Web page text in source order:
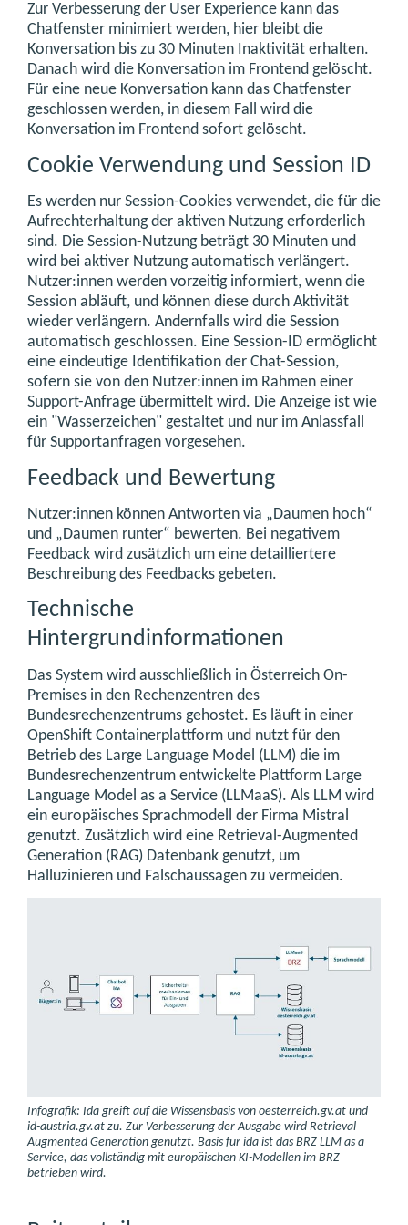
Zur Verbesserung der User Experience kann das
Chatfenster minimiert werden, hier bleibt die
Konversation bis zu 30 Minuten Inaktivität erhalten.
Danach wird die Konversation im Frontend gelöscht.
Für eine neue Konversation kann das Chatfenster
geschlossen werden, in diesem Fall wird die
Konversation im Frontend sofort gelöscht.
Cookie Verwendung und Session ID
Es werden nur Session-Cookies verwendet, die für die
Aufrechterhaltung der aktiven Nutzung erforderlich
sind. Die Session-Nutzung beträgt 30 Minuten und
wird bei aktiver Nutzung automatisch verlängert.
Nutzer:innen werden vorzeitig informiert, wenn die
Session abläuft, und können diese durch Aktivität
wieder verlängern. Andernfalls wird die Session
automatisch geschlossen. Eine Session-ID ermöglicht
eine eindeutige Identifikation der Chat-Session,
sofern sie von den Nutzer:innen im Rahmen einer
Support-Anfrage übermittelt wird. Die Anzeige ist wie
ein "Wasserzeichen" gestaltet und nur im Anlassfall
für Supportanfragen vorgesehen.
Feedback und Bewertung
Nutzer:innen können Antworten via „Daumen hoch“
und „Daumen runter“ bewerten. Bei negativem
Feedback wird zusätzlich um eine detailliertere
Beschreibung des Feedbacks gebeten.
Technische
Hintergrundinformationen
Das System wird ausschließlich in Österreich On-
Premises in den Rechenzentren des
Bundesrechenzentrums gehostet. Es läuft in einer
OpenShift Containerplattform und nutzt für den
Betrieb des Large Language Model (LLM) die im
Bundesrechenzentrum entwickelte Plattform Large
Language Model as a Service (LLMaaS). Als LLM wird
ein europäisches Sprachmodell der Firma Mistral
genutzt. Zusätzlich wird eine Retrieval-Augmented
Generation (RAG) Datenbank genutzt, um
Halluzinieren und Falschaussagen zu vermeiden.
Infografik: Ida greift auf die Wissensbasis von oesterreich.gv.at und
id-austria.gv.at zu. Zur Verbesserung der Ausgabe wird Retrieval
Augmented Generation genutzt. Basis für ida ist das BRZ LLM as a
Service, das vollständig mit europäischen KI-Modellen im BRZ
betrieben wird.